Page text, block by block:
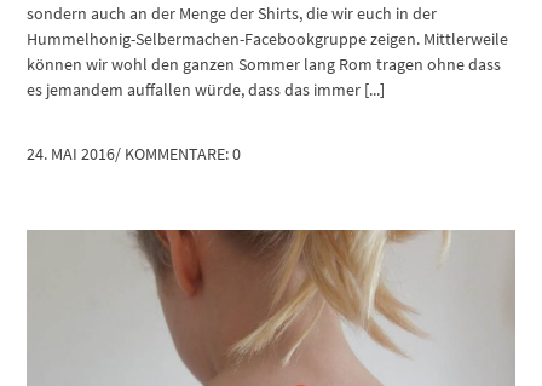
sondern auch an der Menge der Shirts, die wir euch in der
Hummelhonig-Selbermachen-Facebookgruppe zeigen. Mittlerweile
können wir wohl den ganzen Sommer lang Rom tragen ohne dass
es jemandem auffallen würde, dass das immer [...]
24. MAI 2016/ KOMMENTARE: 0